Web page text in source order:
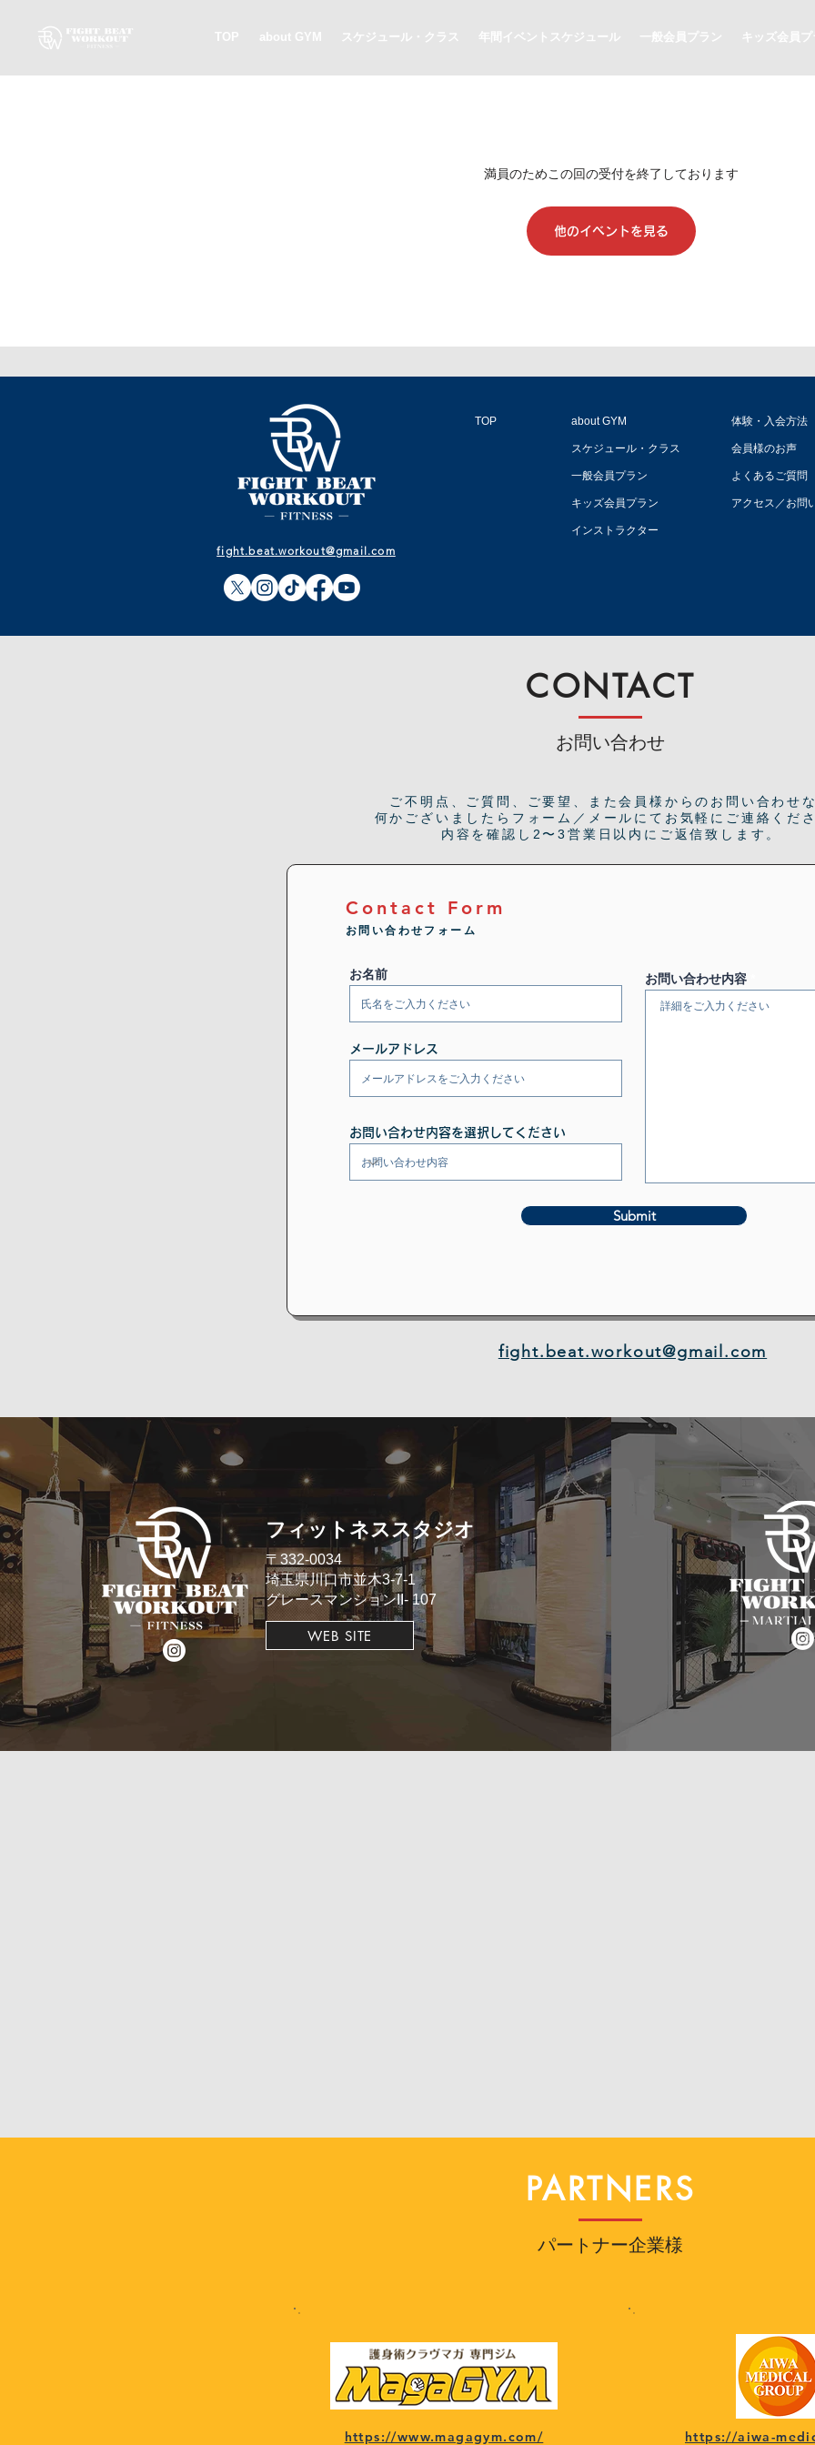
TOP about GYM スケジュール・クラス 年間イベントスケジュール 一般会員プラン キッズ会員
満員のためこの回の受付を終了しております
他のイベントを見る
TOP about GYM
スケジュール・クラス
一般会員プラン
キッズ会員プラン
インストラクター
体験・入会方法
会員様のお声
よくあるご質問
アクセス／お問
fight.beat.workout@gmail.com
CONTACT
お問い合わせ
ご不明点、ご質問、ご要望、また会員様からのお問い合わせ
何かございましたらフォーム／メールにてお気軽にご連絡くだ
内容を確認し2〜3営業日以内にご返信致します。
Contact Form
お問い合わせフォーム
お名前
メールアドレス
お問い合わせ内容を選択してください
お問い合わせ内容
Submit
fight.beat.workout@gmail.com
​フィットネススタジオ
​〒332-0034
埼玉県川口市並木3-7-1
​グレースマンションII- 107
WEB SITE
PARTNERS
パートナー企業様
https://www.magagym.com/ https://aiwa-